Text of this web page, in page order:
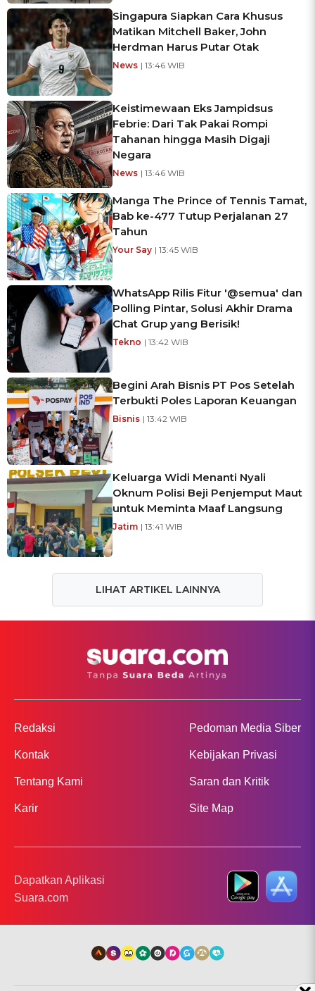
Singapura Siapkan Cara Khusus
Matikan Mitchell Baker, John
Herdman Harus Putar Otak
News | 13:46 WIB
Keistimewaan Eks Jampidsus
Febrie: Dari Tak Pakai Rompi
Tahanan hingga Masih Digaji
Negara
News | 13:46 WIB
Manga The Prince of Tennis Tamat,
Bab ke-477 Tutup Perjalanan 27
Tahun
Your Say | 13:45 WIB
WhatsApp Rilis Fitur '@semua' dan
Polling Pintar, Solusi Akhir Drama
Chat Grup yang Berisik!
Tekno | 13:42 WIB
Begini Arah Bisnis PT Pos Setelah
Terbukti Poles Laporan Keuangan
Bisnis | 13:42 WIB
Keluarga Widi Menanti Nyali
Oknum Polisi Beji Penjemput Maut
untuk Meminta Maaf Langsung
Jatim | 13:41 WIB
LIHAT ARTIKEL LAINNYA
Redaksi
Kontak
Tentang Kami
Karir
Pedoman Media Siber
Kebijakan Privasi
Saran dan Kritik
Site Map
Dapatkan Aplikasi
Suara.com